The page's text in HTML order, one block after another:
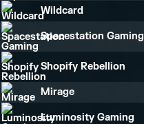
Wildcard
Spacestation Gaming
Shopify Rebellion
Mirage
Luminosity Gaming